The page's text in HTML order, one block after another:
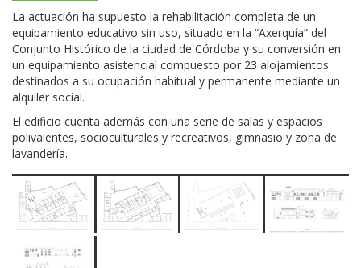
La actuación ha supuesto la rehabilitación completa de un
equipamiento educativo sin uso, situado en la “Axerquía” del
Conjunto Histórico de la ciudad de Córdoba y su conversión en
un equipamiento asistencial compuesto por 23 alojamientos
destinados a su ocupación habitual y permanente mediante un
alquiler social.
El edificio cuenta además con una serie de salas y espacios
polivalentes, socioculturales y recreativos, gimnasio y zona de
lavandería.